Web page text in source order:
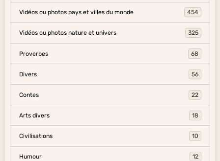
Vidéos ou photos pays et villes du monde 454
Vidéos ou photos nature et univers 325
Proverbes 68
Divers 56
Contes 22
Arts divers 18
Civilisations 10
Humour 12